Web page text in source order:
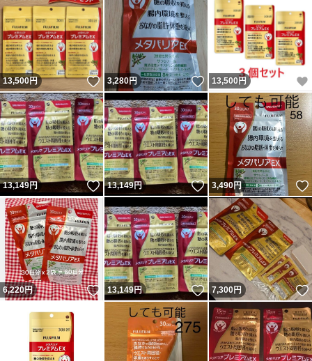
13,500円 いいね！
3,280円 いいね！
13,500 円
13,149円 いいね！
13,149円 いいね！
3,490円
6,220円 いいね！
13,149円 いいね！
7,300円